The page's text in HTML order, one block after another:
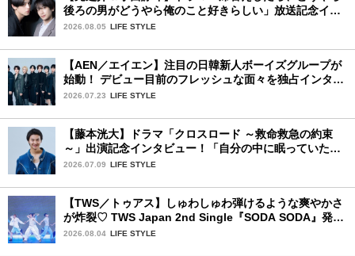
後ろの男がどうやら俺のこと好きらしい」放送記念イン
タビュー♡ 「自然と詠斗くんが可愛く見えたんです」
2026.08.05 LIFE STYLE
【AEN／エイエン】注目の日韓新人ボーイズグループが
始動！ デビュー目前のフレッシュな面々を独占インタビ
ュー。7人の魅力に迫ります♪
2026.07.23 LIFE STYLE
【藤本洸大】ドラマ「クロスロード ～救命救急の約束
～」出演記念インタビュー！「自分の中に眠っていた熱
を思い出させてもらった作品です」
2026.07.09 LIFE STYLE
【TWS／トゥアス】しゅわしゅわ弾けるような爽やかさ
が炸裂♡ TWS Japan 2nd Single『SODA SODA』発売
記念SPECIAL SHOWCASEを詳細レポ
2026.08.04 LIFE STYLE